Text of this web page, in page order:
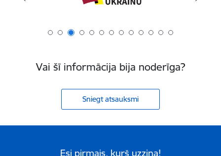
Vai šī informācija bija noderīga?
Sniegt atsauksmi
Esi pirmais, kurš uzzina!